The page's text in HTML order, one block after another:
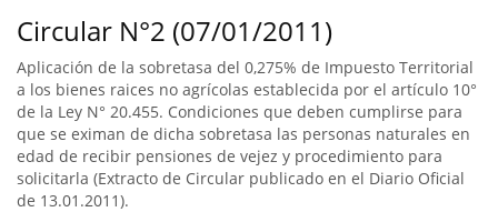
Circular N°2 (07/01/2011)
Aplicación de la sobretasa del 0,275% de Impuesto Territorial
a los bienes raices no agrícolas establecida por el artículo 10°
de la Ley N° 20.455. Condiciones que deben cumplirse para
que se eximan de dicha sobretasa las personas naturales en
edad de recibir pensiones de vejez y procedimiento para
solicitarla (Extracto de Circular publicado en el Diario Oficial
de 13.01.2011).